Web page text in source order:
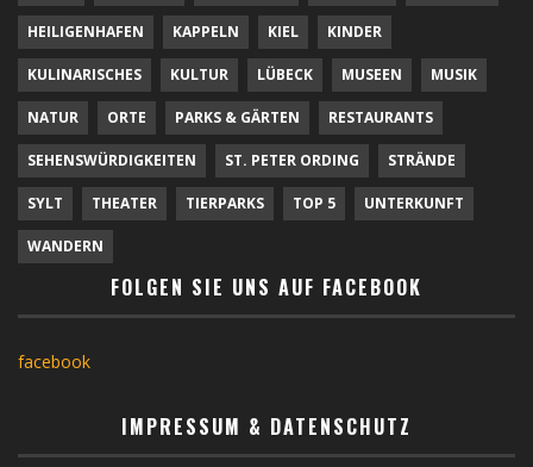
HEILIGENHAFEN KAPPELN KIEL KINDER
KULINARISCHES KULTUR LÜBECK MUSEEN MUSIK
NATUR ORTE PARKS & GÄRTEN RESTAURANTS
SEHENSWÜRDIGKEITEN ST. PETER ORDING STRÄNDE
SYLT THEATER TIERPARKS TOP 5 UNTERKUNFT
WANDERN
FOLGEN SIE UNS AUF FACEBOOK
facebook
IMPRESSUM & DATENSCHUTZ